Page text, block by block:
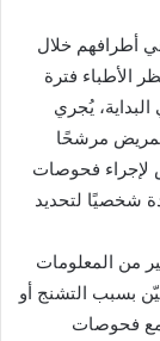
أطرافهم خلال
الأطباء فترة
في البداية، يُجري
مرشحًا
لإجراء فحوصات
شخصيًا لتحديد
من المعلومات
بسبب التشنج أو
مع فحوصات